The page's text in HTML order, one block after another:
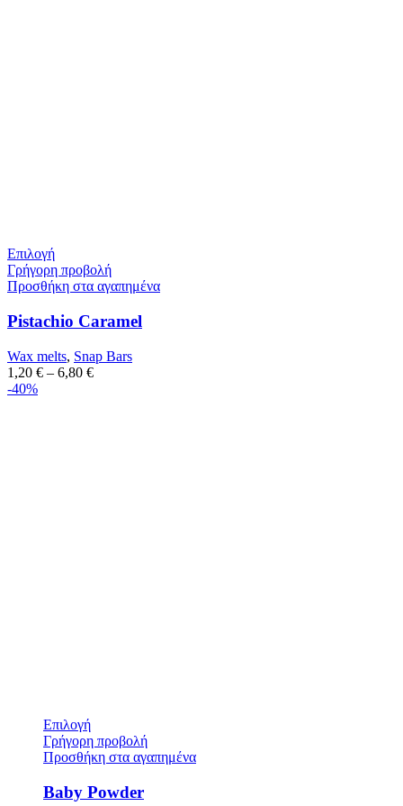
Επιλογή
Γρήγορη προβολή
Προσθήκη στα αγαπημένα
Baby Powder
Επιλογή
Γρήγορη προβολή
Προσθήκη στα αγαπημένα
Pistachio Caramel
Wax melts, Snap Bars
1,20 € – 6,80 €
-40%